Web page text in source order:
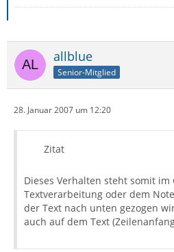
allblue
Senior-Mitglied
28. Januar 2007 um 12:20
Zitat
Dieses Verhalten steht somit im
Textverarbeitung oder dem
der Text nach unten gezogen
auch auf dem Text